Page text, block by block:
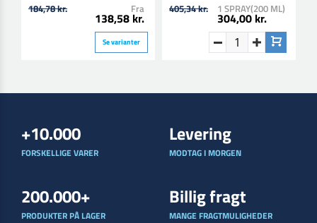
184,78 kr. Fra
138,58 kr.
Se varianter
405,34 kr. 1 SPRAY(200 ML)
304,00 kr.
+10.000
FORSKELLIGE VARER
Levering
MODTAG I MORGEN
200.000+
PRODUKTER PÅ LAGER
Billig fragt
MANGE FRAGTMULIGHEDER